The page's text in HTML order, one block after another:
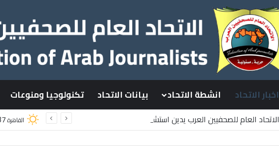
اخبار الاتحاد انشطة الاتحاد بيانات الاتحاد تكنولوجيا ومنوعات
الاتحاد العام للصحفيين العرب يدين استشهاد
القاهرة